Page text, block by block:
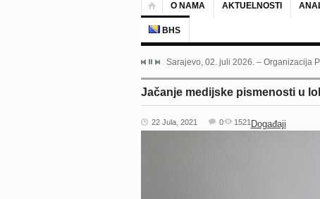
O NAMA AKTUELNOSTI
BHS
Sarajevo, 02. juli 2026. – Organizacija
Jačanje medijske pismenosti u
22 Jula, 2021 Događaji
0 1521